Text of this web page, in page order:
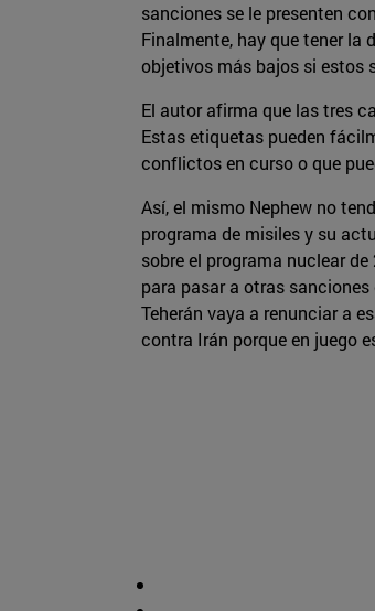
sanciones se le presenten
Finalmente, hay que tener la
objetivos más bajos si estos
El autor afirma que las tres
Estas etiquetas pueden
conflictos en curso o que
Así, el mismo Nephew no
programa de misiles y su
sobre el programa nuclear
para pasar a otras
Teherán vaya a renunciar a
contra Irán porque en juego